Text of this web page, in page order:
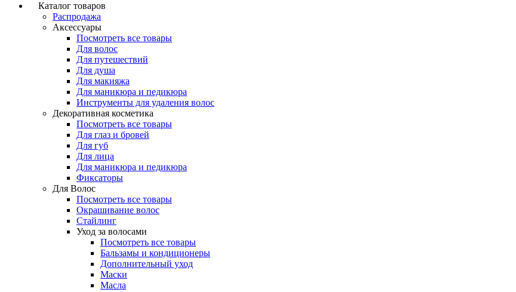
Каталог товаров
Распродажа
Аксессуары
Посмотреть все товары
Для волос
Для путешествий
Для душа
Для макияжа
Для маникюра и педикюра
Инструменты для удаления волос
Декоративная косметика
Посмотреть все товары
Для глаз и бровей
Для губ
Для лица
Для маникюра и педикюра
Фиксаторы
Для Волос
Посмотреть все товары
Окрашивание волос
Стайлинг
Уход за волосами
Посмотреть все товары
Бальзамы и кондиционеры
Дополнительный уход
Маски
Масла